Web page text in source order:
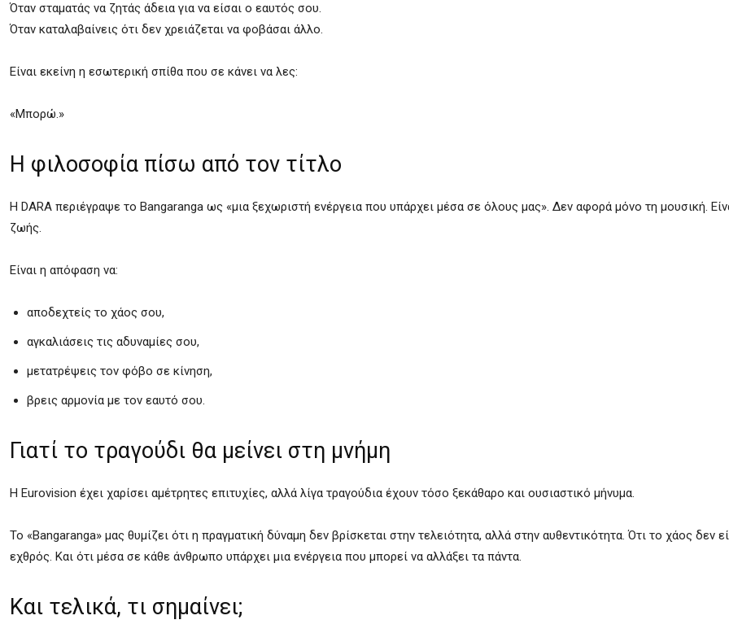
Όταν σταματάς να ζητάς άδεια για να είσαι ο εαυτός σου.
Όταν καταλαβαίνεις ότι δεν χρειάζεται να φοβάσαι άλλο.
Είναι εκείνη η εσωτερική σπίθα που σε κάνει να λες:
«Μπορώ.»
Η φιλοσοφία πίσω από τον τίτλο
Η DARA περιέγραψε το Bangaranga ως «μια ξεχωριστή ενέργεια που υπάρχει μέσα σε όλους μας». Δεν αφορά μόνο τη μουσική.
ζωής.
Είναι η απόφαση να:
αποδεχτείς το χάος σου,
αγκαλιάσεις τις αδυναμίες σου,
μετατρέψεις τον φόβο σε κίνηση,
βρεις αρμονία με τον εαυτό σου.
Γιατί το τραγούδι θα μείνει στη μνήμη
Η Eurovision έχει χαρίσει αμέτρητες επιτυχίες, αλλά λίγα τραγούδια έχουν τόσο ξεκάθαρο και ουσιαστικό μήνυμα.
Το «Bangaranga» μας θυμίζει ότι η πραγματική δύναμη δεν βρίσκεται στην τελειότητα, αλλά στην αυθεντικότητα. Ότι το χάος δεν
εχθρός. Και ότι μέσα σε κάθε άνθρωπο υπάρχει μια ενέργεια που μπορεί να αλλάξει τα πάντα.
Και τελικά, τι σημαίνει;